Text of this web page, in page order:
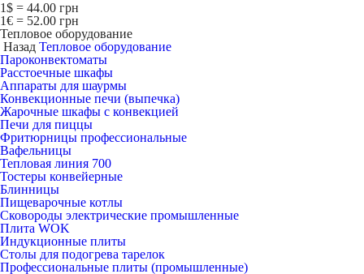
1$ = 44.00 грн
1€ = 52.00 грн
Тепловое оборудование
Назад Тепловое оборудование
Пароконвектоматы
Расcтоечные шкафы
Аппараты для шаурмы
Конвекционные печи (выпечка)
Жарочные шкафы с конвекцией
Печи для пиццы
Фритюрницы профессиональные
Вафельницы
Тепловая линия 700
Тостеры конвейерные
Блинницы
Пищеварочные котлы
Сковороды электрические промышленные
Плита WOK
Индукционные плиты
Столы для подогрева тарелок
Профессиональные плиты (промышленные)